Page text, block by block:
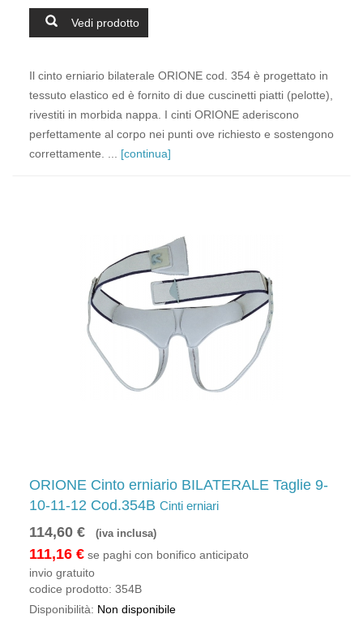
Vedi prodotto
Il cinto erniario bilaterale ORIONE cod. 354 è progettato in
tessuto elastico ed è fornito di due cuscinetti piatti (pelotte),
rivestiti in morbida nappa. I cinti ORIONE aderiscono
perfettamente al corpo nei punti ove richiesto e sostengono
correttamente. ... [continua]
ORIONE Cinto erniario BILATERALE Taglie 9-
10-11-12 Cod.354B Cinti erniari
114,60 € (iva inclusa)
111,16 € se paghi con bonifico anticipato
invio gratuito
codice prodotto: 354B
Disponibilità: Non disponibile